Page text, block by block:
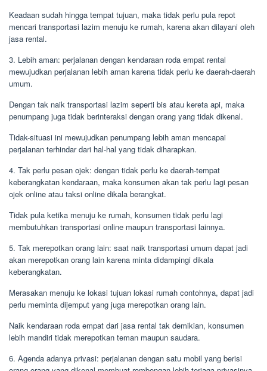
Keadaan sudah hingga tempat tujuan, maka tidak perlu pula repot
mencari transportasi lazim menuju ke rumah, karena akan dilayani oleh
jasa rental.
3. Lebih aman: perjalanan dengan kendaraan roda empat rental
mewujudkan perjalanan lebih aman karena tidak perlu ke daerah-daerah
umum.
Dengan tak naik transportasi lazim seperti bis atau kereta api, maka
penumpang juga tidak berinteraksi dengan orang yang tidak dikenal.
Tidak-situasi ini mewujudkan penumpang lebih aman mencapai
perjalanan terhindar dari hal-hal yang tidak diharapkan.
4. Tak perlu pesan ojek: dengan tidak perlu ke daerah-tempat
keberangkatan kendaraan, maka konsumen akan tak perlu lagi pesan
ojek online atau taksi online dikala berangkat.
Tidak pula ketika menuju ke rumah, konsumen tidak perlu lagi
membutuhkan transportasi online maupun transportasi lainnya.
5. Tak merepotkan orang lain: saat naik transportasi umum dapat jadi
akan merepotkan orang lain karena minta didampingi dikala
keberangkatan.
Merasakan menuju ke lokasi tujuan lokasi rumah contohnya, dapat jadi
perlu meminta dijemput yang juga merepotkan orang lain.
Naik kendaraan roda empat dari jasa rental tak demikian, konsumen
lebih mandiri tidak merepotkan teman maupun saudara.
6. Agenda adanya privasi: perjalanan dengan satu mobil yang berisi